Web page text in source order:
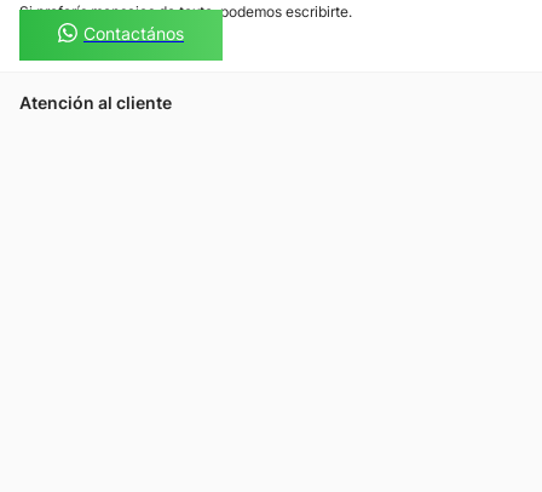
Si preferís mensajes de texto, podemos escribirte.
Contactános
Atención al cliente